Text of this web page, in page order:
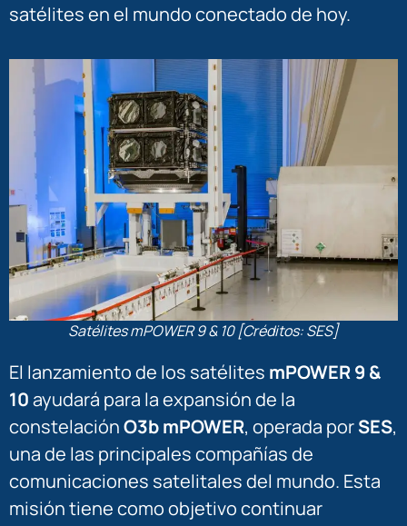
satélites en el mundo conectado de hoy.
Satélites mPOWER 9 & 10 [Créditos: SES]
El lanzamiento de los satélites mPOWER 9 &
10ayudará para la expansión de la
constelaciónO3b mPOWER, operada porSES,
una de las principales compañías de
comunicaciones satelitales del mundo. Esta
misión tiene como objetivo continuar